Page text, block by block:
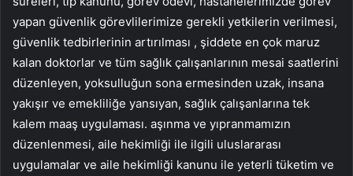
yapan güvenlik görevlilerimize gerekli yetkilerin verilmesi,
güvenlik tedbirlerinin artırılması , şiddete en çok maruz
kalan doktorlar ve tüm sağlık çalışanlarının mesai saatlerini
düzenleyen, yoksulluğun sona ermesinden uzak, insana
yakışır ve emekliliğe yansıyan, sağlık çalışanlarına tek
kalem maaş uygulaması. aşınma ve yıpranmamızın
düzenlenmesi, aile hekimliği ile ilgili uluslararası
uygulamalar ve aile hekimliği kanunu ile yeterli tüketim ve